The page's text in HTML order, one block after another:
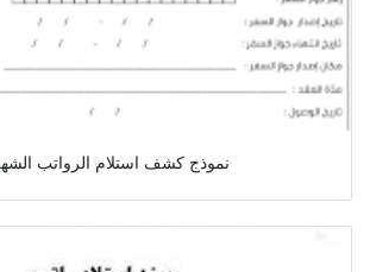
نموذج كشف استلام الرواتب